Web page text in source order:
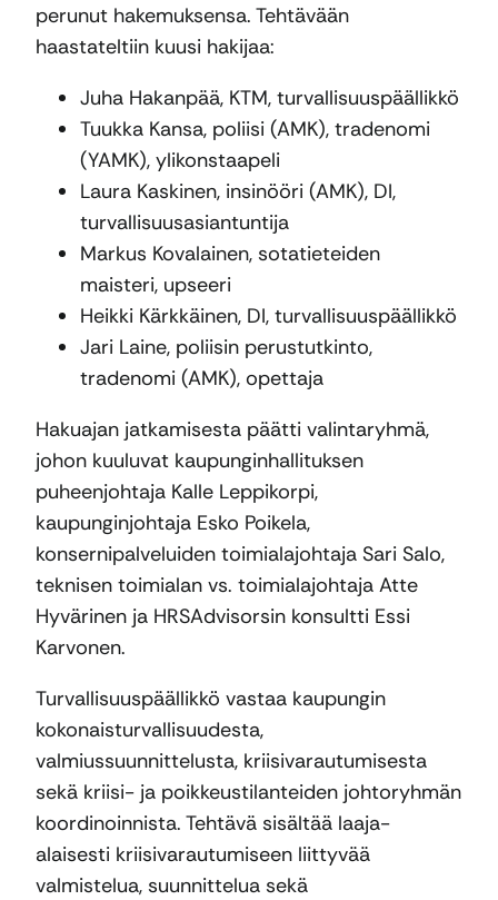
perunut hakemuksensa. Tehtävään
haastateltiin kuusi hakijaa:
Juha Hakanpää, KTM, turvallisuuspäällikkö
Tuukka Kansa, poliisi (AMK), tradenomi
(YAMK), ylikonstaapeli
Laura Kaskinen, insinööri (AMK), DI,
turvallisuusasiantuntija
Markus Kovalainen, sotatieteiden
maisteri, upseeri
Heikki Kärkkäinen, DI, turvallisuuspäällikkö
Jari Laine, poliisin perustutkinto,
tradenomi (AMK), opettaja
Hakuajan jatkamisesta päätti valintaryhmä,
johon kuuluvat kaupunginhallituksen
puheenjohtaja Kalle Leppikorpi,
kaupunginjohtaja Esko Poikela,
konsernipalveluiden toimialajohtaja Sari Salo,
teknisen toimialan vs. toimialajohtaja Atte
Hyvärinen ja HRSAdvisorsin konsultti Essi
Karvonen.
Turvallisuuspäällikkö vastaa kaupungin
kokonaisturvallisuudesta,
valmiussuunnittelusta, kriisivarautumisesta
sekä kriisi- ja poikkeustilanteiden johtoryhmän
koordinoinnista. Tehtävä sisältää laaja-
alaisesti kriisivarautumiseen liittyvää
valmistelua, suunnittelua sekä